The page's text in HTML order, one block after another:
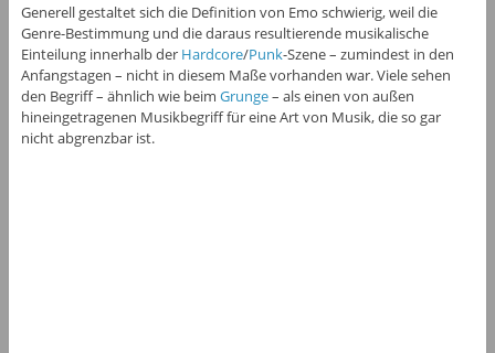
Generell gestaltet sich die Definition von Emo schwierig, weil die
Genre-Bestimmung und die daraus resultierende musikalische
Einteilung innerhalb der Hardcore/Punk-Szene – zumindest in den
Anfangstagen – nicht in diesem Maße vorhanden war. Viele sehen
den Begriff – ähnlich wie beim Grunge– als einen von außen
hineingetragenen Musikbegriff für eine Art von Musik, die so gar
nicht abgrenzbar ist.